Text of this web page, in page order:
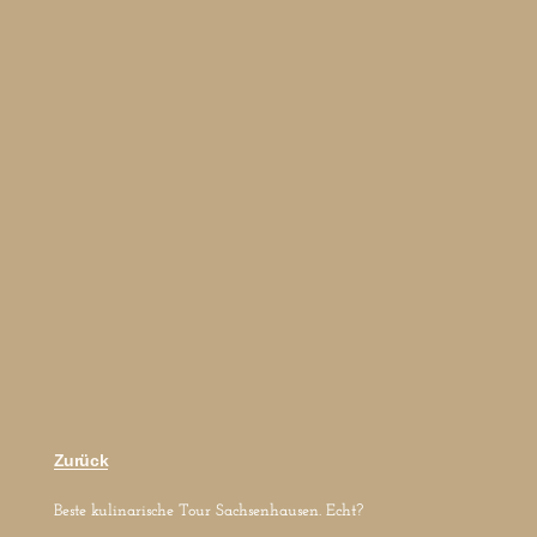
Zurück
Beste kulinarische Tour Sachsenhausen. Echt?